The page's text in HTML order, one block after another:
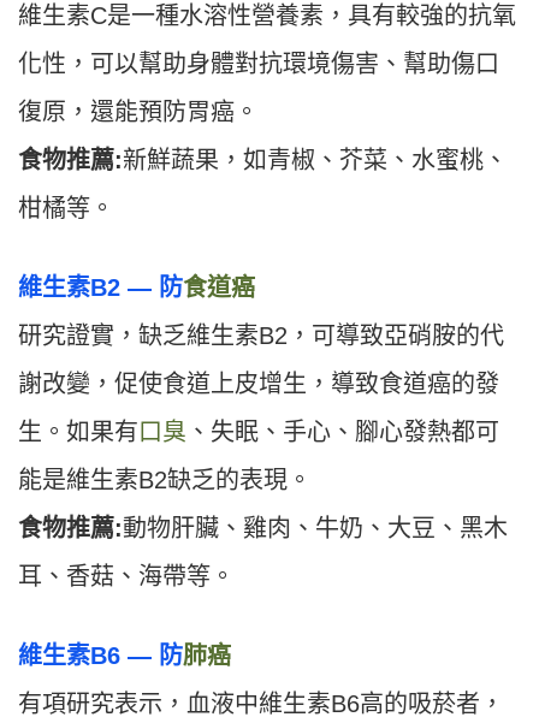
維生素C是一種水溶性營養素，具有較強的抗氧
化性，可以幫助身體對抗環境傷害、幫助傷口
復原，還能預防胃癌。
食物推薦:新鮮蔬果，如青椒、芥菜、水蜜桃、
柑橘等。
維生素B2 — 防食道癌
研究證實，缺乏維生素B2，可導致亞硝胺的代
謝改變，促使食道上皮增生，導致食道癌的發
生。如果有口臭 、失眠、手心、腳心發熱都可
能是維生素B2缺乏的表現。
食物推薦:動物肝臟、雞肉、牛奶、大豆、黑木
耳、香菇、海帶等。
維生素B6 — 防肺癌
有項研究表示，血液中維生素B6高的吸菸者，